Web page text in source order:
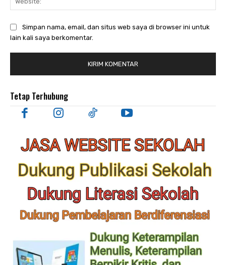
Simpan nama, email, dan situs web saya di browser ini untuk
lain kali saya berkomentar.
Tetap Terhubung